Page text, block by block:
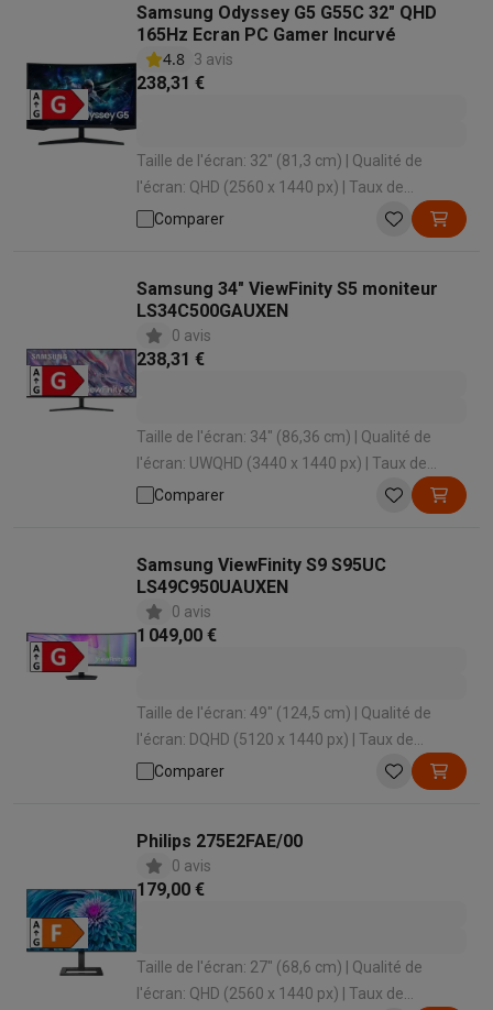
Samsung Odyssey G5 G55C 32" QHD
165Hz Ecran PC Gamer Incurvé
4.8 3 avis
238,31 €
Taille de l'écran: 32" (81,3 cm) | Qualité de
l'écran: QHD (2560 x 1440 px) | Taux de
rafraîchissement: 165 Hz | Temps de réponse: 1
Comparer
Samsung 34" ViewFinity S5 moniteur
LS34C500GAUXEN
0 avis
238,31 €
Taille de l'écran: 34" (86,36 cm) | Qualité de
l'écran: UWQHD (3440 x 1440 px) | Taux de
rafraîchissement: 100 Hz | Temps de réponse: 5
Comparer
Samsung ViewFinity S9 S95UC
LS49C950UAUXEN
0 avis
1 049,00 €
Taille de l'écran: 49" (124,5 cm) | Qualité de
l'écran: DQHD (5120 x 1440 px) | Taux de
rafraîchissement: 120 Hz | Temps de réponse: 5
Comparer
Philips 275E2FAE/00
0 avis
179,00 €
Taille de l'écran: 27" (68,6 cm) | Qualité de
l'écran: QHD (2560 x 1440 px) | Taux de